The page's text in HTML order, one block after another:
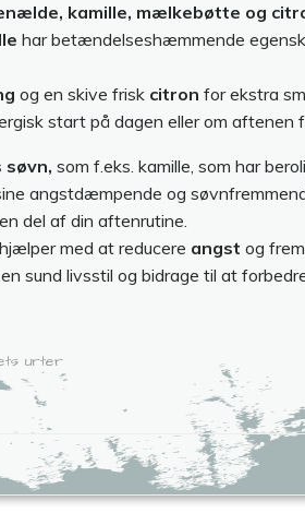
kamille, mælkebøtte og
har betændelseshæmmende
og en skive frisk citron for ekstra
start på dagen eller om aftenen
som f.eks. kamille, som har
angstdæmpende og
del af din aftenrutine.
med at reducere angst og
sund livsstil og bidrage til at
urter